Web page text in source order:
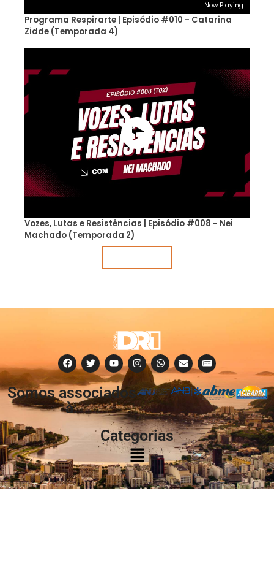
Now Playing
Programa Respirarte | Episódio #010 - Catarina
Zidde (Temporada 4)
Vozes, Lutas e Resistências | Episódio #008 - Nei
Machado (Temporada 2)
Somos associados
à:
Categorias